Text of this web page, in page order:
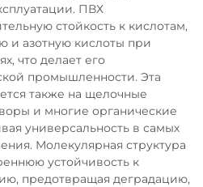
ПВХ
стойкость к кислотам,
и азотную кислоты при
что делает его
промышленности. Эта
также на щелочные
и многие органические
универсальность в самых
Молекулярная структура
устойчивость к
предотвращая деградацию,